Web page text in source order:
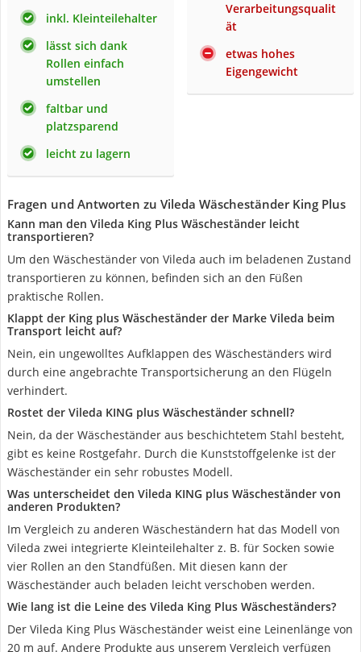
inkl. Kleinteilehalter
lässt sich dank
Rollen einfach
umstellen
faltbar und
platzsparend
leicht zu lagern
Verarbeitungsqualit
ät
etwas hohes
Eigengewicht
Fragen und Antworten zu Vileda Wäscheständer King Plus
Kann man den Vileda King Plus Wäscheständer leicht
transportieren?
Um den Wäscheständer von Vileda auch im beladenen Zustand
transportieren zu können, befinden sich an den Füßen
praktische Rollen.
Klappt der King plus Wäscheständer der Marke Vileda beim
Transport leicht auf?
Nein, ein ungewolltes Aufklappen des Wäscheständers wird
durch eine angebrachte Transportsicherung an den Flügeln
verhindert.
Rostet der Vileda KING plus Wäscheständer schnell?
Nein, da der Wäscheständer aus beschichtetem Stahl besteht,
gibt es keine Rostgefahr. Durch die Kunststoffgelenke ist der
Wäscheständer ein sehr robustes Modell.
Was unterscheidet den Vileda KING plus Wäscheständer von
anderen Produkten?
Im Vergleich zu anderen Wäscheständern hat das Modell von
Vileda zwei integrierte Kleinteilehalter z. B. für Socken sowie
vier Rollen an den Standfüßen. Mit diesen kann der
Wäscheständer auch beladen leicht verschoben werden.
Wie lang ist die Leine des Vileda King Plus Wäscheständers?
Der Vileda King Plus Wäscheständer weist eine Leinenlänge von
20 m auf. Andere Produkte aus unserem Vergleich verfügen